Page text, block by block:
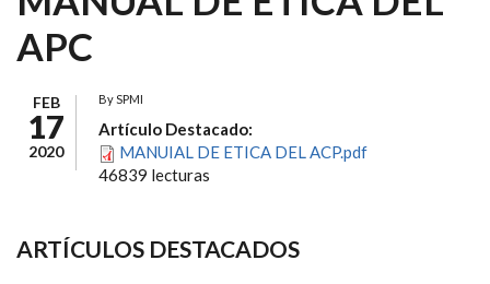
APC
FEB
17
2020
BySPMI
Artículo Destacado:
MANUIAL DE ETICA DEL ACP.pdf
46839 lecturas
ARTÍCULOS DESTACADOS